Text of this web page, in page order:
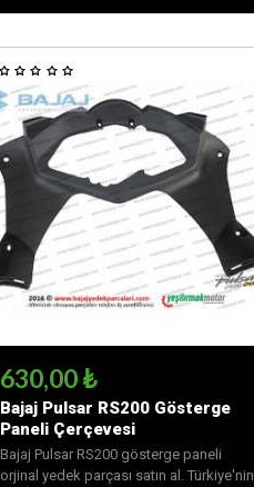
630,00 ₺
Bajaj Pulsar RS200 Gösterge
Paneli Çerçevesi
Bajaj Pulsar RS200 gösterge paneli
orjinal yedek parçası satın al. Türkiye'nin